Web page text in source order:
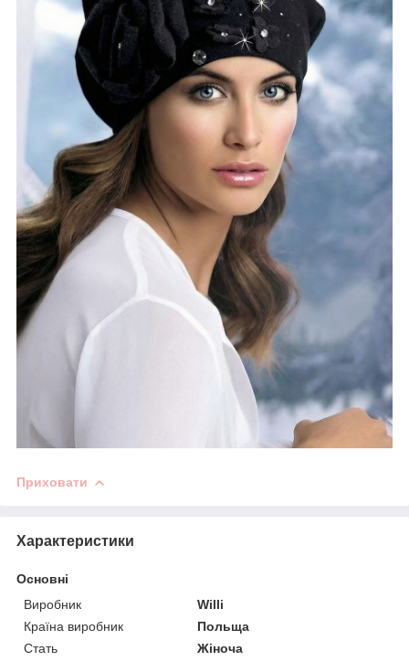
Приховати
Характеристики
Основні
Виробник
Willi
Країна виробник
Польща
Стать
Жіноча